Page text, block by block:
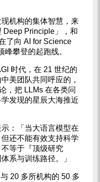
机构的集体智慧，来
Deep Principle」，和
了向 AI for Science
攀登的起跑线。
时代，在 21 世纪的
美团队共同呼应的，
，把 LLMs 在各类问
发现的星辰大海推近
：「当大语言模型在
还不能有效支持科学
等于『顶级研究
系与训练路径。」
20 多所机构的 50 多